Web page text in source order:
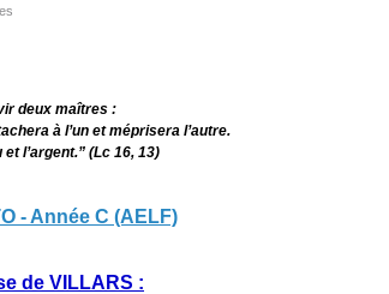
deux maîtres :
à l’un et méprisera l’autre.
l’argent.” (Lc 16, 13)
- Année C (AELF)
de VILLARS :